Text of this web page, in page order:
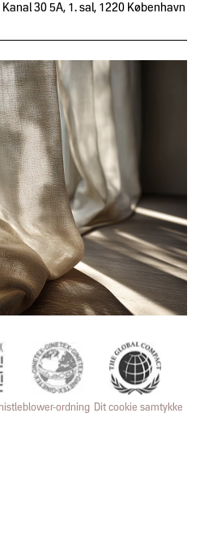
30 5A, 1. sal, 1220 København
ordning Dit cookie samtykke